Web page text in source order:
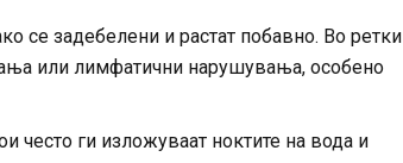
се задебелени и растат побавно. Во ретки
или лимфатични нарушувања, особено
често ги изложуваат ноктите на вода и